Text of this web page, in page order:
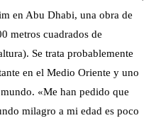
en Abu Dhabi, una obra de
metros cuadrados de
Se trata probablemente
en el Medio Oriente y uno
«Me han pedido que
milagro a mi edad es poco